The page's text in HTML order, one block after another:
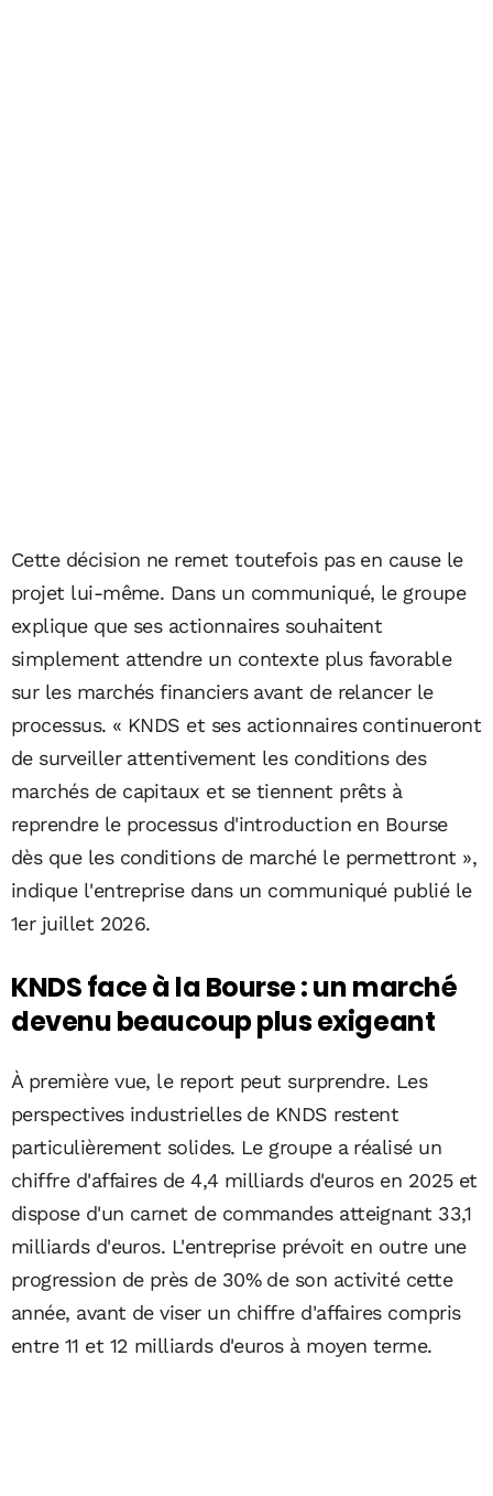
Cette décision ne remet toutefois pas en cause le
projet lui-même. Dans un communiqué, le groupe
explique que ses actionnaires souhaitent
simplement attendre un contexte plus favorable
sur les marchés financiers avant de relancer le
processus. « KNDS et ses actionnaires continueront
de surveiller attentivement les conditions des
marchés de capitaux et se tiennent prêts à
reprendre le processus d'introduction en Bourse
dès que les conditions de marché le permettront »,
indique l'entreprise dans un communiqué publié le
1er juillet 2026.
KNDS face à la Bourse : un marché
devenu beaucoup plus exigeant
À première vue, le report peut surprendre. Les
perspectives industrielles de KNDS restent
particulièrement solides. Le groupe a réalisé un
chiffre d'affaires de 4,4 milliards d'euros en 2025 et
dispose d'un carnet de commandes atteignant 33,1
milliards d'euros. L'entreprise prévoit en outre une
progression de près de 30% de son activité cette
année, avant de viser un chiffre d'affaires compris
entre 11 et 12 milliards d'euros à moyen terme.